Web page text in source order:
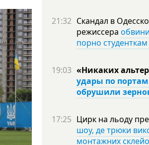
21:32 Скандал в
режиссера
порно
19:03 «Никаких
удары по
обрушили
17:25 Цирк на льоду
шоу, де трюки
монтажних